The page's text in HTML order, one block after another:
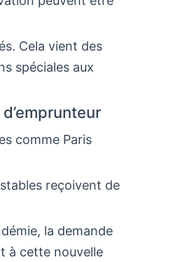
Cela vient des
spéciales aux
comme Paris
reçoivent de
la demande
à cette nouvelle